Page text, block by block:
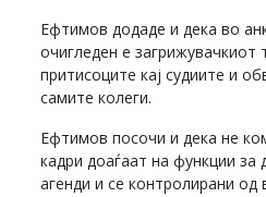
Ефтимов додаде и дека во
очигледен е загрижувачкиот
притисоците кај судиите и
самите колеги.
Ефтимов посочи и дека не
кадри доаѓаат на функции за
агенди и се контролирани